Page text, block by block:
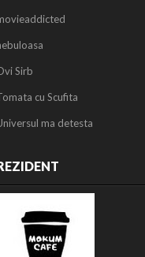
Sirb
cu Scufita
ma detesta